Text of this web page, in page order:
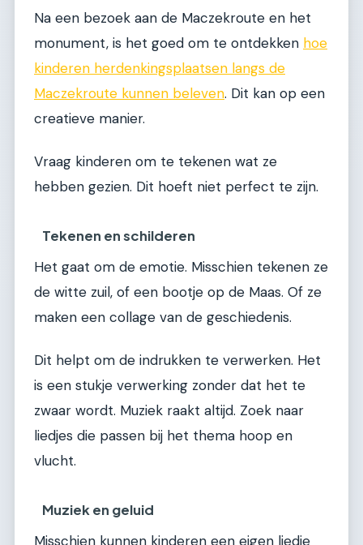
Na een bezoek aan de Maczekroute en het
monument, is het goed om te ontdekken hoe
kinderen herdenkingsplaatsen langs de
Maczekroute kunnen beleven. Dit kan op een
creatieve manier.
Vraag kinderen om te tekenen wat ze
hebben gezien. Dit hoeft niet perfect te zijn.
Tekenen en schilderen
Het gaat om de emotie. Misschien tekenen ze
de witte zuil, of een bootje op de Maas. Of ze
maken een collage van de geschiedenis.
Dit helpt om de indrukken te verwerken. Het
is een stukje verwerking zonder dat het te
zwaar wordt. Muziek raakt altijd. Zoek naar
liedjes die passen bij het thema hoop en
vlucht.
Muziek en geluid
Misschien kunnen kinderen een eigen liedje